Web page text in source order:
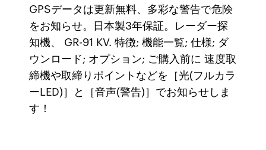
GPSデータは更新無料、多彩な警告で危険
をお知らせ。日本製3年保証。レーダー探
知機、 GR-91 KV. 特徴; 機能一覧; 仕様; ダ
ウンロード; オプション; ご購入前に 速度取
締機や取締りポイントなどを［光(フルカラ
ーLED)］と［音声(警告)］でお知らせしま
す！